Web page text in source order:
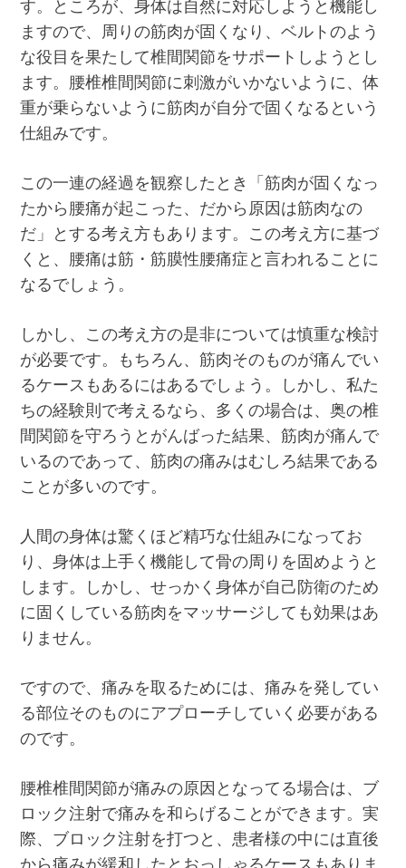
す。ところが、身体は自然に対応しようと機能し
ますので、周りの筋肉が固くなり、ベルトのよう
な役目を果たして椎間関節をサポートしようとし
ます。腰椎椎間関節に刺激がいかないように、体
重が乗らないように筋肉が自分で固くなるという
仕組みです。
この一連の経過を観察したとき「筋肉が固くなっ
たから腰痛が起こった、だから原因は筋肉なの
だ」とする考え方もあります。この考え方に基づ
くと、腰痛は筋・筋膜性腰痛症と言われることに
なるでしょう。
しかし、この考え方の是非については慎重な検討
が必要です。もちろん、筋肉そのものが痛んでい
るケースもあるにはあるでしょう。しかし、私た
ちの経験則で考えるなら、多くの場合は、奥の椎
間関節を守ろうとがんばった結果、筋肉が痛んで
いるのであって、筋肉の痛みはむしろ結果である
ことが多いのです。
人間の身体は驚くほど精巧な仕組みになってお
り、身体は上手く機能して骨の周りを固めようと
します。しかし、せっかく身体が自己防衛のため
に固くしている筋肉をマッサージしても効果はあ
りません。
ですので、痛みを取るためには、痛みを発してい
る部位そのものにアプローチしていく必要がある
のです。
腰椎椎間関節が痛みの原因となってる場合は、ブ
ロック注射で痛みを和らげることができます。実
際、ブロック注射を打つと、患者様の中には直後
から痛みが緩和したとおっしゃるケースもありま